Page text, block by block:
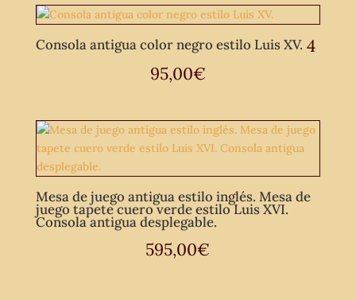
Consola antigua color negro estilo Luis XV. 4
95,00€
Mesa de juego antigua estilo inglés. Mesa de
juego tapete cuero verde estilo Luis XVI.
Consola antigua desplegable.
595,00€